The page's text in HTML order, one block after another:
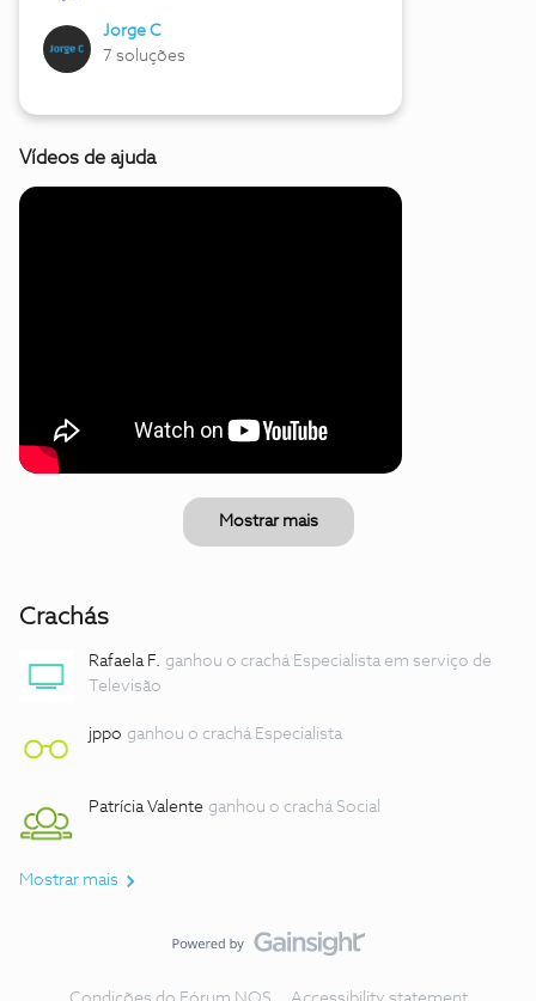
Jorge C
7 soluções
Vídeos de ajuda
Mostrar mais
Crachás
Rafaela F. ganhou o crachá Especialista em serviço de
Televisão
jppo ganhou o crachá Especialista
Patrícia Valente ganhou o crachá Social
Mostrar mais